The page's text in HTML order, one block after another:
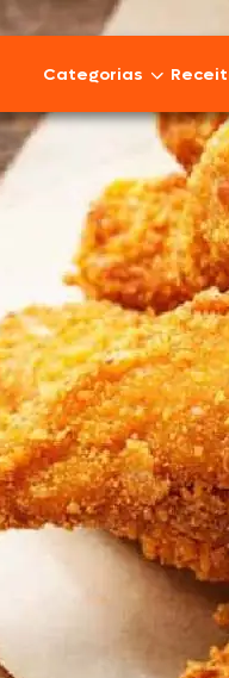
Categorias
Cordeiro
Carnes Suínas
Aves
Frios e
Peixes e Frutos
100% Vegetal
Doces, Bolos e
Pães e Massas
Bebidas